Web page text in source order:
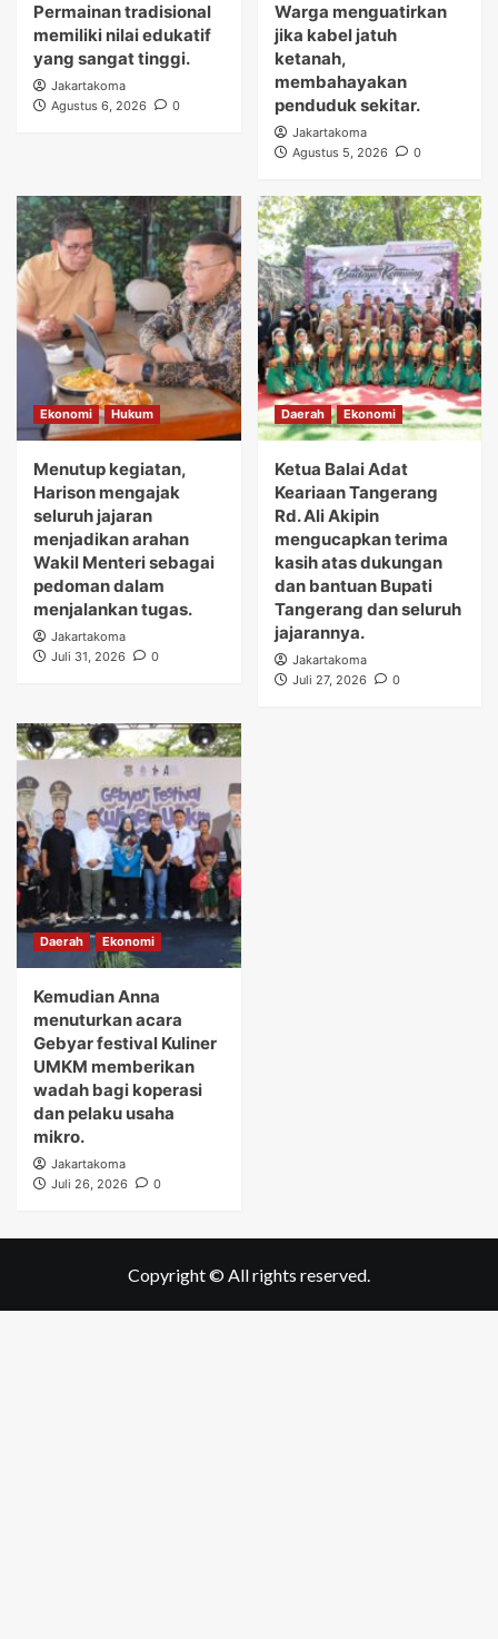
Permainan tradisional
memiliki nilai edukatif
yang sangat tinggi.
Jakartakoma
Agustus 6, 2026
0
Warga menguatirkan
jika kabel jatuh
ketanah,
membahayakan
penduduk sekitar.
Jakartakoma
Agustus 5, 2026
0
Ekonomi Hukum
Menutup kegiatan,
Harison mengajak
seluruh jajaran
menjadikan arahan
Wakil Menteri sebagai
pedoman dalam
menjalankan tugas.
Jakartakoma
Juli 31, 2026
0
Daerah Ekonomi
Ketua Balai Adat
Keariaan Tangerang
Rd. Ali Akipin
mengucapkan terima
kasih atas dukungan
dan bantuan Bupati
Tangerang dan seluruh
jajarannya.
Jakartakoma
Juli 27, 2026
0
Daerah Ekonomi
Kemudian Anna
menuturkan acara
Gebyar festival Kuliner
UMKM memberikan
wadah bagi koperasi
dan pelaku usaha
mikro.
Jakartakoma
Juli 26, 2026
0
Copyright © All rights reserved.